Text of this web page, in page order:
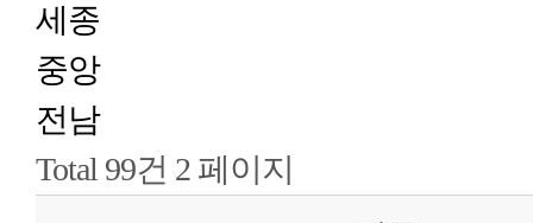
세종
중앙
전남
Total 99건 2 페이지